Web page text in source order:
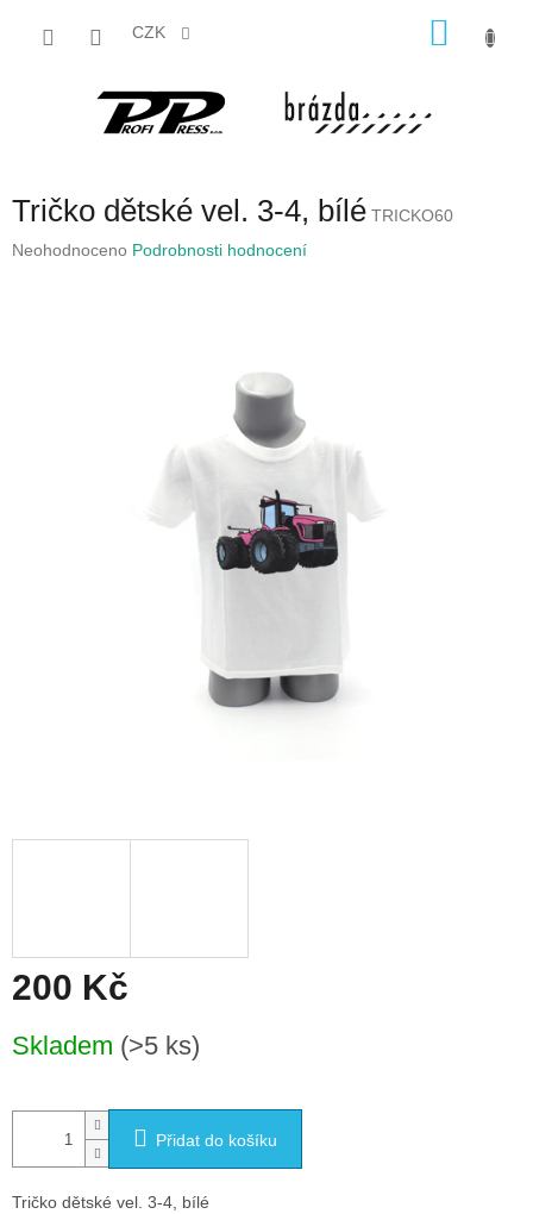
CZK
Tričko dětské vel. 3-4, bílé TRICKO60
Průměrné
Neohodnoceno Podrobnosti hodnocení
200 Kč
cena:
Skladem (>5 ks)
Přidat do košíku
Tričko dětské vel. 3-4, bílé